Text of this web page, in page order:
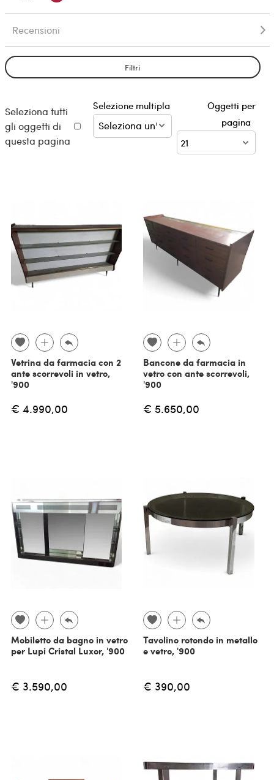
Recensioni
Filtri
Seleziona tutti
gli oggetti di
questa pagina
Selezione multipla
Oggetti per
pagina
Vetrina da farmacia con 2
ante scorrevoli in vetro,
'900
€ 4.990,00
Bancone da farmacia in
vetro con ante scorrevoli,
'900
€ 5.650,00
Mobiletto da bagno in vetro
per Lupi Cristal Luxor, '900
€ 3.590,00
Tavolino rotondo in metallo
e vetro, '900
€ 390,00